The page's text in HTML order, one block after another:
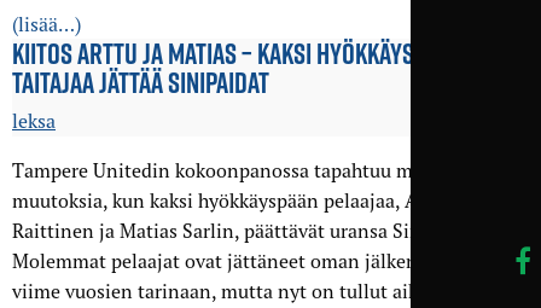
(lisää…)
KIITOS ARTTU JA MATIAS – KAKSI HYÖKKÄYSPÄÄN
TAITAJAA JÄTTÄÄ SINIPAIDAT
leksa
Tampere Unitedin kokoonpanossa tapahtuu merkittäviä
muutoksia, kun kaksi hyökkäyspään pelaajaa, Arttu
Raittinen ja Matias Sarlin, päättävät uransa Sinipaidoissa.
Molemmat pelaajat ovat jättäneet oman jälkensä seuran
viime vuosien tarinaan, mutta nyt on tullut aika suunnata